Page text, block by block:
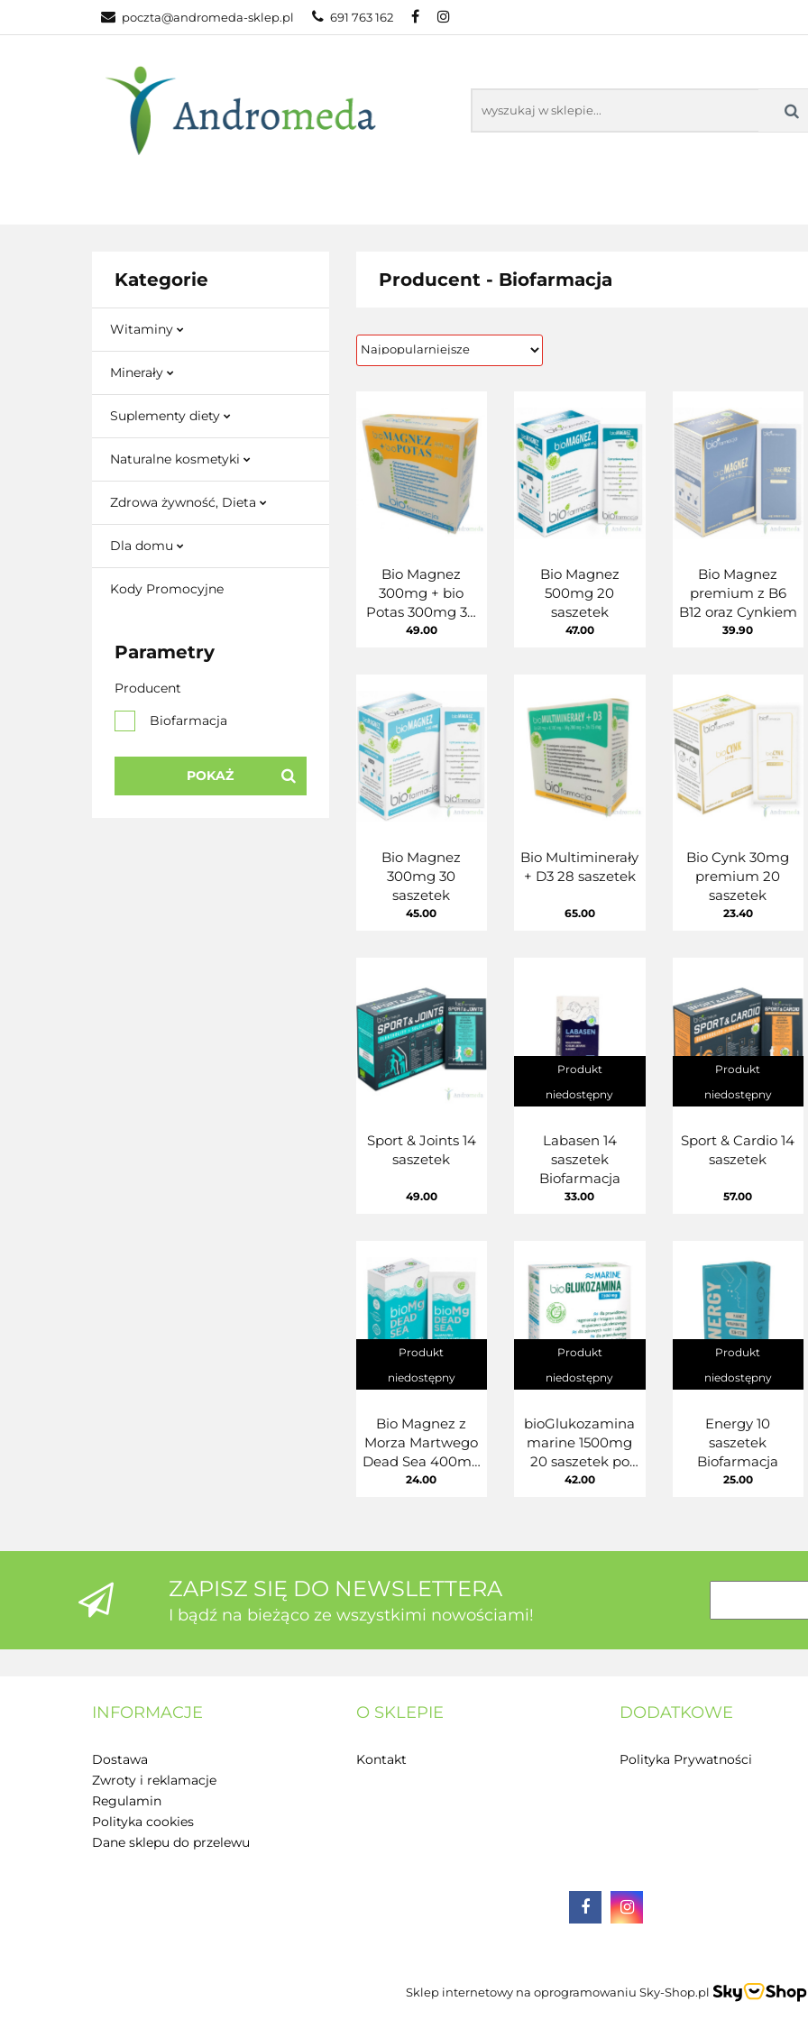
poczta@andromeda-sklep.pl 691 763 162
WITAMINY NATURALNE
DLA DOMU ZDROWA ŻYWNOŚĆ, DIETA
Kategorie
Witaminy
Minerały
Suplementy diety
Naturalne kosmetyki
Zdrowa żywność, Dieta
Dla domu
Kody Promocyjne
Parametry
Producent
Biofarmacja
POKAŻ
Producent - Biofarmacja
Bio Magnez
300mg + bio
Potas 300mg 30
sasz Biofarmacja
49.00
Bio Magnez
500mg 20
saszetek
47.00
Bio Magnez
premium z B6
B12 oraz Cynkiem
39.90
Bio Magnez
300mg 30
saszetek
45.00
Bio Multiminerały
+ D3 28 saszetek
65.00
Bio Cynk 30mg
premium 20
saszetek
23.40
Sport & Joints 14
saszetek
49.00
Produkt
niedostępny
Labasen 14
saszetek
Biofarmacja
33.00
Produkt
niedostępny
Sport & Cardio 14
saszetek
57.00
Produkt
niedostępny
Bio Magnez z
Morza Martwego
Dead Sea 400mg
7 saszetek
24.00
Produkt
niedostępny
bioGlukozamina
marine 1500mg
20 saszetek po
2,2g
42.00
Produkt
niedostępny
Energy 10
saszetek
Biofarmacja
25.00
ZAPISZ SIĘ DO NEWSLETTERA
I bądź na bieżąco ze wszystkimi nowościami!
INFORMACJE
Dostawa
Zwroty i reklamacje
Regulamin
Polityka cookies
Dane sklepu do przelewu
O SKLEPIE
Kontakt
DODATKOWE
Polityka Prywatności
Sklep internetowy na oprogramowaniu Sky-Shop.pl